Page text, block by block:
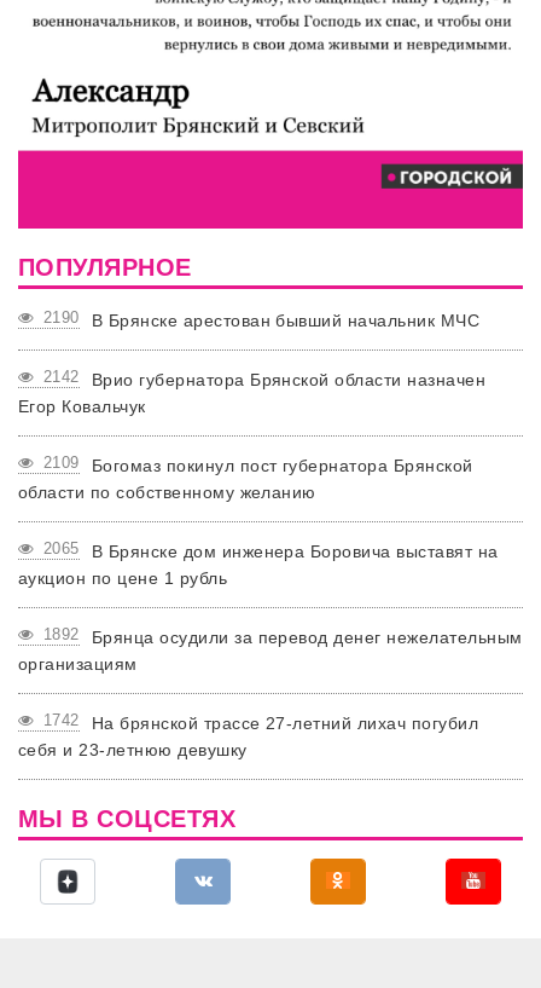
ПОПУЛЯРНОЕ
2190 В Брянске арестован бывший начальник МЧС
2142
Врио губернатора Брянской области назначен
Егор Ковальчук
2109
Богомаз покинул пост губернатора Брянской
области по собственному желанию
2065
В Брянске дом инженера Боровича выставят на
аукцион по цене 1 рубль
1892
Брянца осудили за перевод денег нежелательным
организациям
1742
На брянской трассе 27-летний лихач погубил
себя и 23-летнюю девушку
МЫ В СОЦСЕТЯХ